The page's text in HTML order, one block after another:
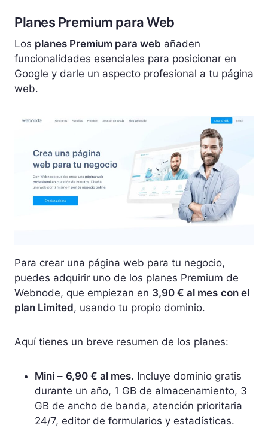
Planes Premium para Web
Los planes Premium para web añaden
funcionalidades esenciales para posicionar en
Google y darle un aspecto profesional a tu página
web.
Para crear una página web para tu negocio,
puedes adquirir uno de los planes Premium de
Webnode, que empiezan en 3,90 € al mes con el
plan Limited, usando tu propio dominio.
Aquí tienes un breve resumen de los planes:
Mini – 6,90 € al mes. Incluye dominio gratis
durante un año, 1 GB de almacenamiento, 3
GB de ancho de banda, atención prioritaria
24/7, editor de formularios y estadísticas.